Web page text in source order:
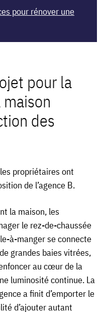
pour rénover une
pour la
des
les propriétaires ont
de l’agence B.
la maison, les
le rez-de-chaussée
à-manger se connecte
grandes baies vitrées,
au cœur de la
luminosité continue. La
a finit d’emporter le
d’ajouter autant